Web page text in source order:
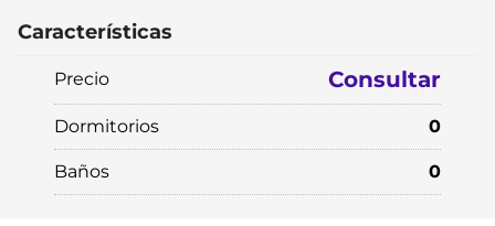
Características
Precio Consultar
Dormitorios 0
Baños 0